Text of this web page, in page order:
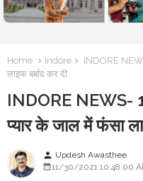
Home Indore
INDORE
लाइफ बर्बाद कर दी
INDORE NEWS-
प्यार के जाल में फंसा
person Updesh Awasthee
11/30/2021 10:48:00